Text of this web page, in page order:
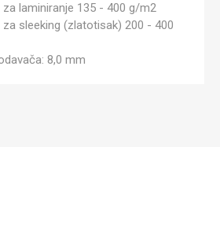
laminiranje 135 - 400 g/m2
sleeking (zlatotisak) 200 - 400
8,0 mm